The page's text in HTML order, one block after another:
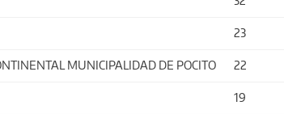
23
MUNICIPALIDAD DE POCITO 22
19